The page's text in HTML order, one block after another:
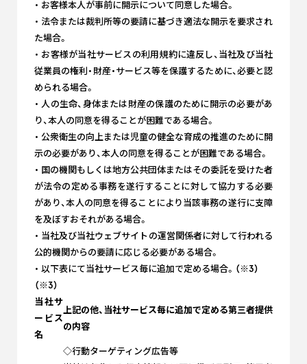
・ お客様本人が事前に開示について同意した場合。
・ 法令または裁判所等の要請に基づき適法な開示を要求され
た場合。
・ お客様が当社サービスの利用規約に違反し、当社及び当社
従業員の権利・財産・サービス等を保護するために、必要と認
められる場合。
・ 人の生命、身体または財産の保護のために開示の必要があ
り、本人の同意を得ることが困難である場合。
・ 公衆衛生の向上または児童の健全な育成の推進のために開
示の必要があり、本人の同意を得ることが困難である場合。
・ 国の機関もしくは地方公共団体またはその委託を受けた者
が法令の定める事務を遂行することに対して協力する必要
があり、本人の同意を得ることにより当該事務の遂行に支障
を及ぼすおそれがある場合。
・ 当社及び当社ウェブサイトの運営関係者に対して行われる
公的機関からの要請に応じる必要がある場合。
・ 以下表にて当社サービス毎に追加で定める場合。 （※3）
（※3）
当社サ
ービス
名
上記の他、当社サービス毎に追加で定める第三者提供
の内容
◇行動ターゲティング広告等